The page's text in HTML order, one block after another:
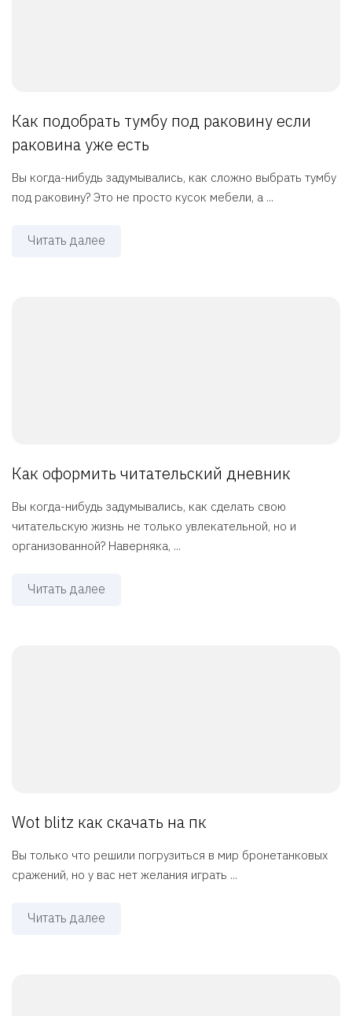
Как подобрать тумбу под раковину если
раковина уже есть
Вы когда-нибудь задумывались, как сложно выбрать тумбу
под раковину? Это не просто кусок мебели, а ...
Читать далее
Как оформить читательский дневник
Вы когда-нибудь задумывались, как сделать свою
читательскую жизнь не только увлекательной, но и
организованной? Наверняка, ...
Читать далее
Wot blitz как скачать на пк
Вы только что решили погрузиться в мир бронетанковых
сражений, но у вас нет желания играть ...
Читать далее